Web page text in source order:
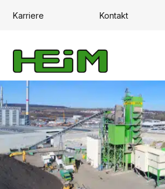
Karriere Kontakt